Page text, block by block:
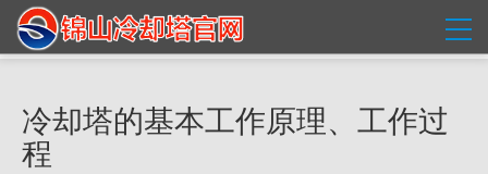
冷却塔的基本工作原理、工作过
程